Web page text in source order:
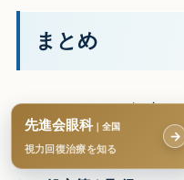
まとめ
コンタクトレンズを初
段取りを押さえておく
できます。まずは
眼科
先進会眼科｜全国
視力回復治療を知る
→